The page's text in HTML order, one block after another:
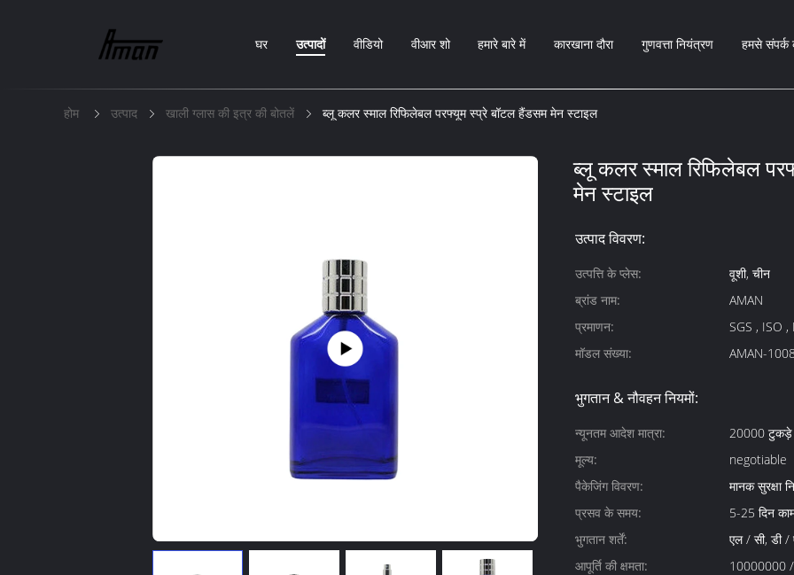
घर उत्पादों वीडियो वीआर शो हमारे बारे में कारखाना दौरा गुणवत्ता नियंत्रण हमसे संपर्क
होम उत्पाद खाली ग्लास की इत्र की बोतलें ब्लू कलर स्माल रिफिलेबल परफ्यूम स्प्रे बॉटल हैंडसम मेन स्टाइल
ब्लू कलर स्माल रिफिलेबल
मेन स्टाइल
उत्पाद विवरण:
उत्पत्ति के प्लेस:
वूशी, चीन
ब्रांड नाम:
AMAN
प्रमाणन:
SGS , ISO ,
मॉडल संख्या:
AMAN-
भुगतान & नौवहन नियमों:
न्यूनतम आदेश मात्रा:
20000 टुकड़े
मूल्य:
negotiable
पैकेजिंग विवरण:
मानक सुरक्षा
प्रसव के समय:
5-25 दिन
भुगतान शर्तें:
एल / सी, डी /
आपूर्ति की क्षमता:
10000000 /